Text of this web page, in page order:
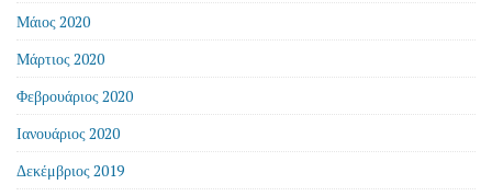
Μάιος 2020
Μάρτιος 2020
Φεβρουάριος 2020
Ιανουάριος 2020
Δεκέμβριος 2019